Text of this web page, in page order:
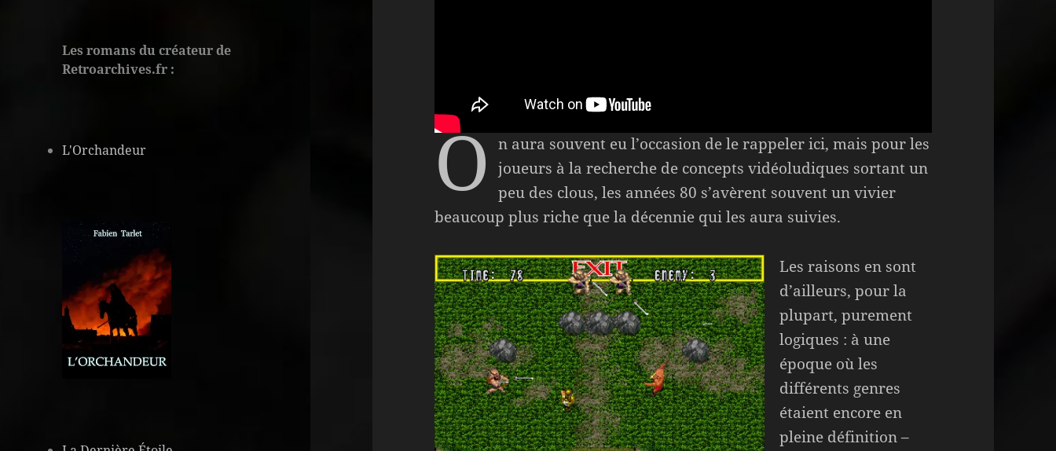
Les romans du créateur de
Retroarchives.fr :
L'Orchandeur O n aura souvent eu l’occasion de le rappeler ici, mais pour les
joueurs à la recherche de concepts vidéoludiques sortant un
peu des clous, les années 80 s’avèrent souvent un vivier
beaucoup plus riche que la décennie qui les aura suivies.
Les raisons en sont
d’ailleurs, pour la
plupart, purement
logiques : à une
époque où les
différents genres
étaient encore en
pleine définition –